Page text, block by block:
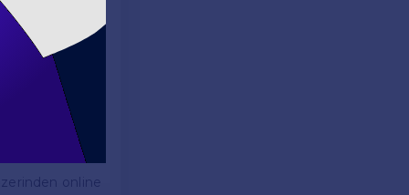
öğrencinin
olarak
ek
hem de
online